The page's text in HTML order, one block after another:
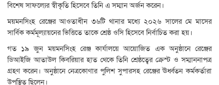
বিশেষ সাফল্যের স্বীকৃতি হিসেবে তিনি এ সম্মান অর্জন করেন।
ময়মনসিংহ রেঞ্জের আওতাধীন ৩৬টি থানার মধ্যে ২০২৬ সালের মে মাসের
সার্বিক কর্মমূল্যায়নের ভিত্তিতে তাকে শ্রেষ্ঠ ওসি হিসেবে নির্বাচিত করা হয়।
গত ১৯ জুন ময়মনসিংহ রেঞ্জ কার্যালয়ে আয়োজিত এক অনুষ্ঠানে রেঞ্জের
ডিআইজি আতাউল কিবরিয়ার হাত থেকে তিনি শ্রেষ্ঠত্বের ক্রেস্ট ও সম্মাননাপত্র
গ্রহণ করেন। অনুষ্ঠানে নেত্রকোণার পুলিশ সুপারসহ রেঞ্জের ঊর্ধ্বতন কর্মকর্তারা
উপস্থিত ছিলেন।